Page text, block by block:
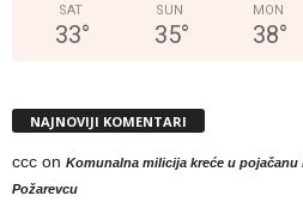
SAT
33°
SUN
35°
MON
38°
NAJNOVIJI KOMENTARI
ccc on Komunalna milicija kreće u
Požarevcu